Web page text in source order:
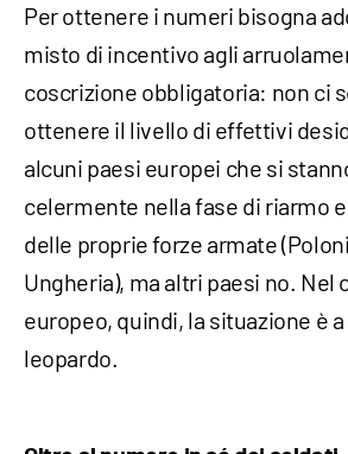
Per ottenere i numeri bisogna
misto di incentivo agli
coscrizione obbligatoria: non ci
ottenere il livello di effettivi
alcuni paesi europei che si
celermente nella fase di riarmo
delle proprie forze armate
Ungheria), ma altri paesi no. Nel
europeo, quindi, la situazione è
leopardo.